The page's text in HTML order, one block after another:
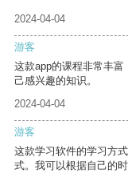
2024-04-04
游客
这款app的课程非常丰
己感兴趣的知识。
2024-04-04
游客
这款学习软件的学习方
式。我可以根据自己的